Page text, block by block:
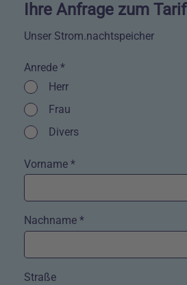
Ihre Anfrage zum Tarif
Unser Strom.nachtspeicher
Anrede *
Kontrollkästchen
Herr
Kontrollkästchen
Frau
Kontrollkästchen
Divers
Vorname *
Nachname *
Straße